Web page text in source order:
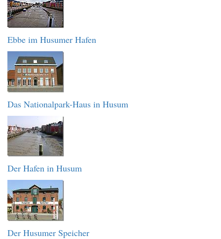
Ebbe im Husumer Hafen
Das Nationalpark-Haus in Husum
Der Hafen in Husum
Der Husumer Speicher